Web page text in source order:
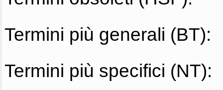
Termini più generali (BT):
Termini più specifici (NT):